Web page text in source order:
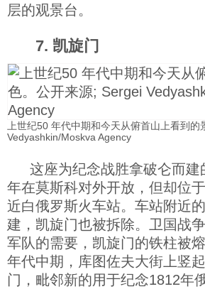
层的观景台。
7. 凯旋门
上世纪50 年代中期和今天从俯首山上看到
Vedyashkin/Moskva Agency
这座为纪念战胜拿破仑而
年在莫斯科对外开放，但却位
近白俄罗斯火车站。车站附近
建，凯旋门也被拆除。卫国战
军队的需要，凯旋门的铁柱被
年代中期，库图佐夫大街上竖
门，毗邻新的用于纪念1812年